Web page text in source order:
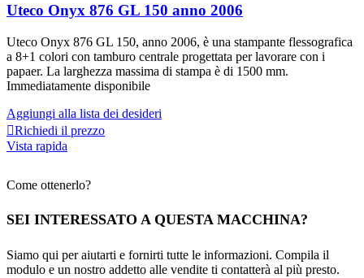
Uteco Onyx 876 GL 150 anno 2006
Uteco Onyx 876 GL 150, anno 2006, è una stampante flessografica
a 8+1 colori con tamburo centrale progettata per lavorare con i
papaer. La larghezza massima di stampa è di 1500 mm.
Immediatamente disponibile
Aggiungi alla lista dei desideri
Richiedi il prezzo
Vista rapida
Come ottenerlo?
SEI INTERESSATO A QUESTA MACCHINA?
Siamo qui per aiutarti e fornirti tutte le informazioni. Compila il
modulo e un nostro addetto alle vendite ti contatterà al più presto.